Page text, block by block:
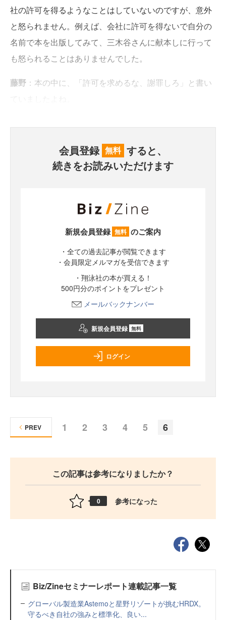
社の許可を得るようなことはしていないのですが、意外
と怒られません。例えば、会社に許可を得ないで自分の
名前で本を出版してみて、三木谷さんに献本しに行って
も怒られることはありませんでした。
藤野 ：本の中に、「許可を求めるな、謝罪しろ」と書い
会員登録 無料 すると、
続きをお読みいただけます
新規会員登録 無料 のご案内
・全ての過去記事が閲覧できます
・会員限定メルマガを受信できます
・翔泳社の本が買える！
500円分のポイントをプレゼント
メールバックナンバー
新規会員登録 無料
ログイン
1 2 3 4 5 6
PREV
この記事は参考になりましたか？
0 参考になった
Biz/Zineセミナーレポート連載記事一覧
グローバル製造業Astemoと星野リゾートが挑むHRDX。
守るべき自社の強みと標準化、良い...